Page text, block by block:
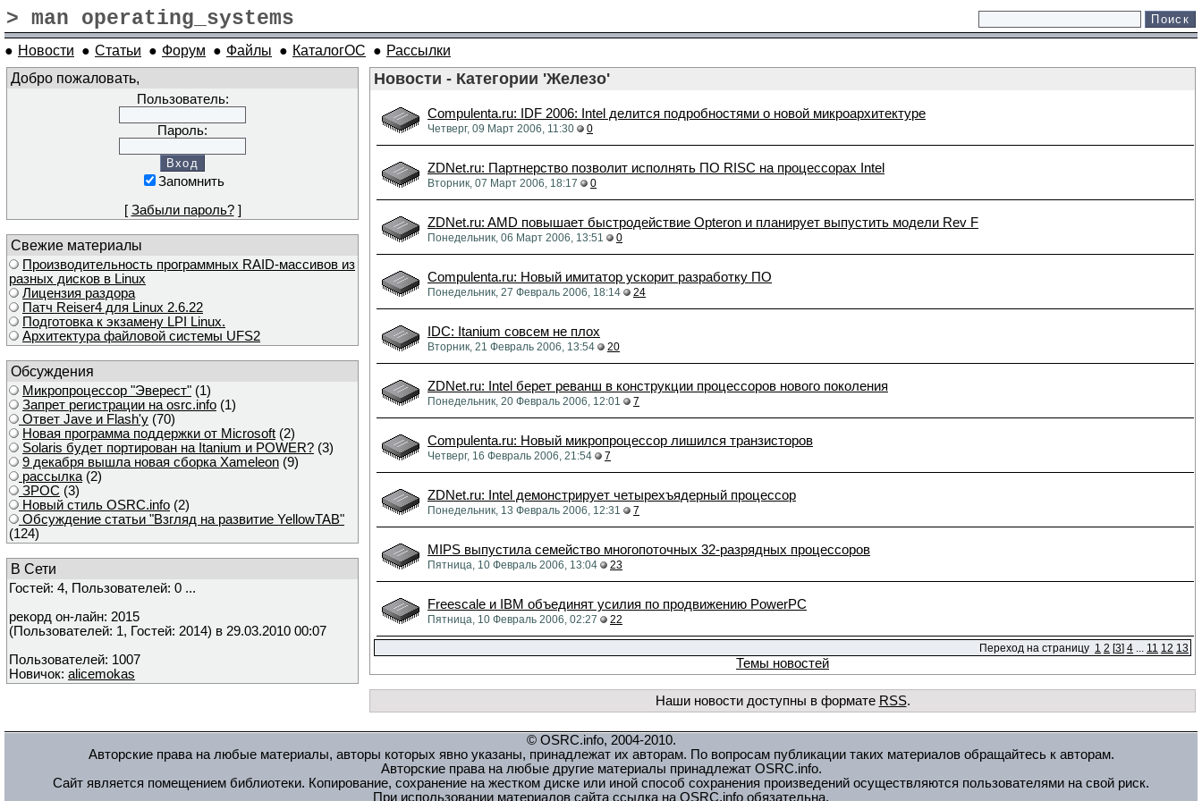
> man operating_systems
● Новости ● Статьи ● Форум ● Файлы ● КаталогОС ● Рассылки
Добро пожаловать,
Пользователь:
Пароль:
Запомнить
[ Забыли пароль?]
Свежие материалы
Производительность программных RAID-массивов из
разных дисков в Linux
Лицензия раздора
Патч Reiser4 для Linux 2.6.22
Подготовка к экзамену LPI Linux.
Архитектура файловой системы UFS2
Обсуждения
Микропроцессор "Эверест" (1)
Запрет регистрации на osrc.info (1)
Ответ Javе и Flash'у (70)
Новая программа поддержки от Microsoft (2)
Solaris будет портирован на Itanium и POWER? (3)
9 декабря вышла новая сборка Xameleon (9)
рассылка (2)
ЗРОС (3)
Новый стиль OSRC.info (2)
Обсуждение статьи "Взгляд на развитие YellowTAB"
(124)
В Сети
Гостей: 4, Пользователей: 0 ...
рекорд он-лайн: 2015
(Пользователей: 1, Гостей: 2014) в 29.03.2010 00:07
Пользователей: 1007
Новичок: alicemokas
Новости - Категории 'Железо'
Compulenta.ru: IDF 2006: Intel делится подробностями о новой микроархитектуре
Четверг, 09 Март 2006, 11:30 0
ZDNet.ru: Партнерство позволит исполнять ПО RISC на процессорах Intel
Вторник, 07 Март 2006, 18:17 0
ZDNet.ru: AMD повышает быстродействие Opteron и планирует выпустить модели Rev F
Понедельник, 06 Март 2006, 13:51 0
Compulenta.ru: Новый имитатор ускорит разработку ПО
Понедельник, 27 Февраль 2006, 18:14 24
IDC: Itanium совсем не плох
Вторник, 21 Февраль 2006, 13:54 20
ZDNet.ru: Intel берет реванш в конструкции процессоров нового поколения
Понедельник, 20 Февраль 2006, 12:01 7
Compulenta.ru: Новый микропроцессор лишился транзисторов
Четверг, 16 Февраль 2006, 21:54 7
ZDNet.ru: Intel демонстрирует четырехъядерный процессор
Понедельник, 13 Февраль 2006, 12:31 7
MIPS выпустила семейство многопоточных 32-разрядных процессоров
Пятница, 10 Февраль 2006, 13:04 23
Freescale и IBM объединят усилия по продвижению PowerPC
Пятница, 10 Февраль 2006, 02:27 22
Переход на страницу 1 2 [3] 4 11 12 13
Темы новостей
Наши новости доступны в формате RSS.
© OSRC.info, 2004-2010.
Авторские права на любые материалы, авторы которых явно указаны, принадлежат их авторам. По вопросам публикации таких материалов обращайтесь к авторам.
Авторские права на любые другие материалы принадлежат OSRC.info.
Сайт является помещением библиотеки. Копирование, сохранение на жестком диске или иной способ сохранения произведений осуществляются пользователями на свой риск.
При использовании материалов сайта ссылка на OSRC.info обязательна.